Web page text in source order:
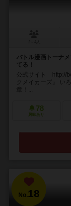
バトル漫画トーナ
てる！
公式サイト http://
クメイカーズ』 い
章！...
78
興味あり
No.18